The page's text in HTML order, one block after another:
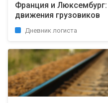
Франция и
движения грузовиков
Дневник логиста